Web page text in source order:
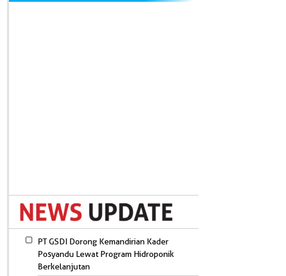
PT GSDI Dorong Kemandirian Kader
Posyandu Lewat Program Hidroponik
Berkelanjutan